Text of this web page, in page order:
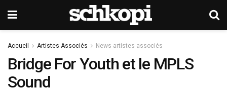
Accueil Artistes Associés News artistes associés
Bridge For Youth et le MPLS
Sound